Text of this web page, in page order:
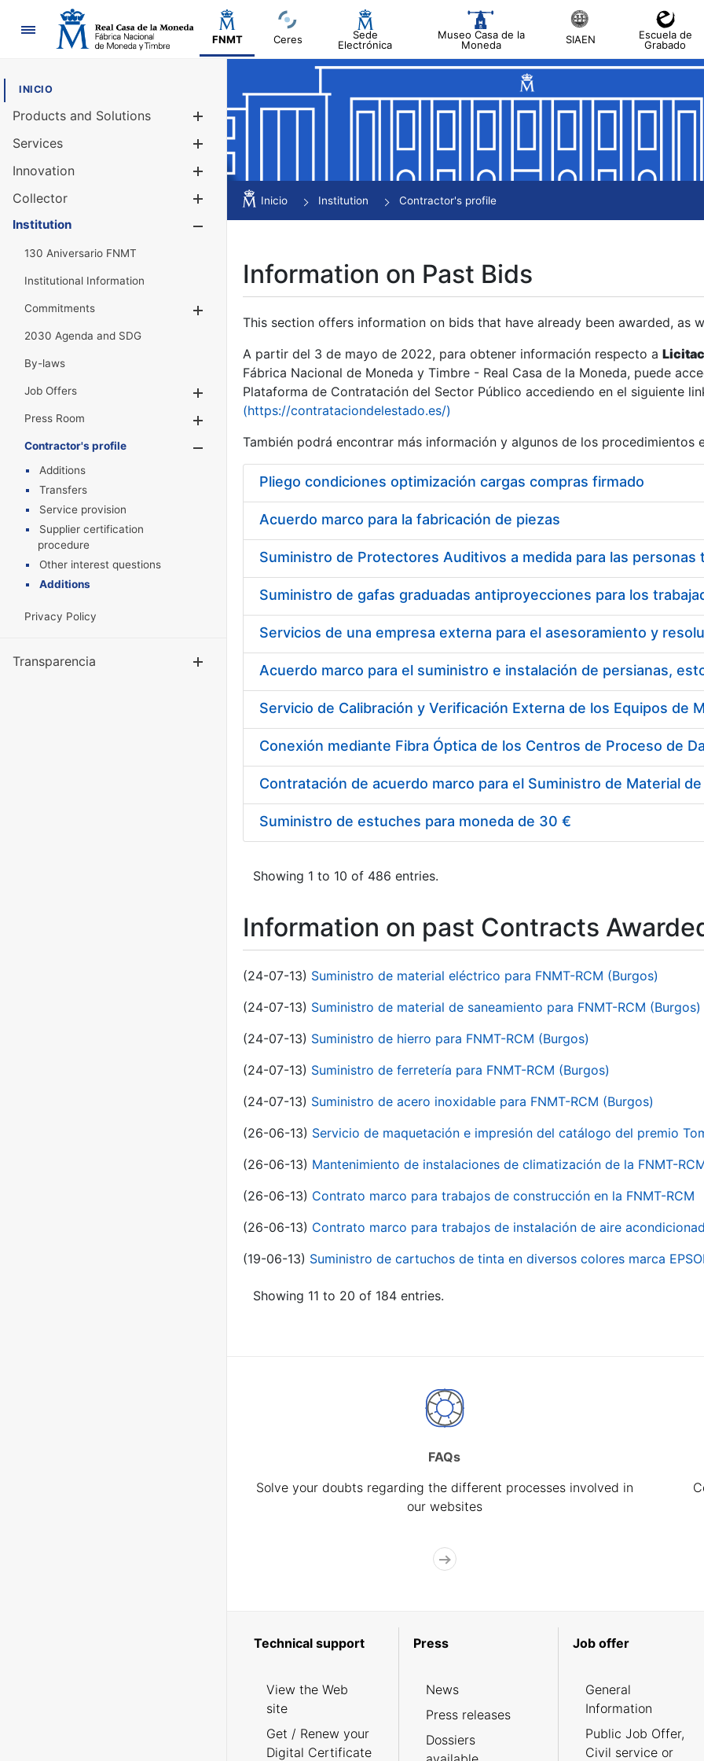
Navigation
FNMT Ceres
Sede
Electrónica
Museo Casa de la
Moneda
SIAEN
Escuela de
Grabado
INICIO
Products and Solutions
Services
Innovation
Collector
Show/Hide
Institution
130 Aniversario FNMT
Institutional Information
Commitments
2030 Agenda and SDG
By-laws
Job Offers
Show/Hide
Press Room
Show/Hide
Contractor's profile
Show/Hide
Additions
Transfers
Service provision
Supplier certification
procedure
Other interest questions
Additions
Privacy Policy
Transparencia Show/Hide
Inicio Institution Contractor's profile
Information on Past Bids
This section offers information on bids that have already been awarded, as
A partir del 3 de mayo de 2022, para obtener información respecto a
Fábrica Nacional de Moneda y Timbre - Real Casa de la Moneda, puede
Plataforma de Contratación del Sector Público accediendo en el siguiente
(https://contrataciondelestado.es/)
También podrá encontrar más información y algunos de los procedimientos
Pliego condiciones optimización cargas compras firmado
Acuerdo marco para la fabricación de piezas
Acuerdo marco para el suministro e instalación de persianas,
Suministro de estuches para moneda de 30 €
Showing 1 to 10 of 486 entries.
Information on past Contracts
(24-07-13) Suministro de material eléctrico para FNMT-RCM (Burgos)
(24-07-13) Suministro de material de saneamiento para FNMT-RCM (Burgos)
(24-07-13) Suministro de hierro para FNMT-RCM (Burgos)
(24-07-13) Suministro de ferretería para FNMT-RCM (Burgos)
(24-07-13) Suministro de acero inoxidable para FNMT-RCM (Burgos)
(26-06-13) Servicio de maquetación e impresión del catálogo del premio
(26-06-13) Mantenimiento de instalaciones de climatización de la FNMT-
(26-06-13) Contrato marco para trabajos de construcción en la FNMT-RCM
(26-06-13) Contrato marco para trabajos de instalación de aire
(19-06-13) Suministro de cartuchos de tinta en diversos colores marca
Showing 11 to 20 of 184 entries.
FAQs
Solve your doubts regarding the different processes involved in
our websites
Technical support
View the Web
site
Get / Renew your
Digital Certificate
Press
News
Press releases
Dossiers
Job offer
General
Information
Public Job Offer,
Civil service or